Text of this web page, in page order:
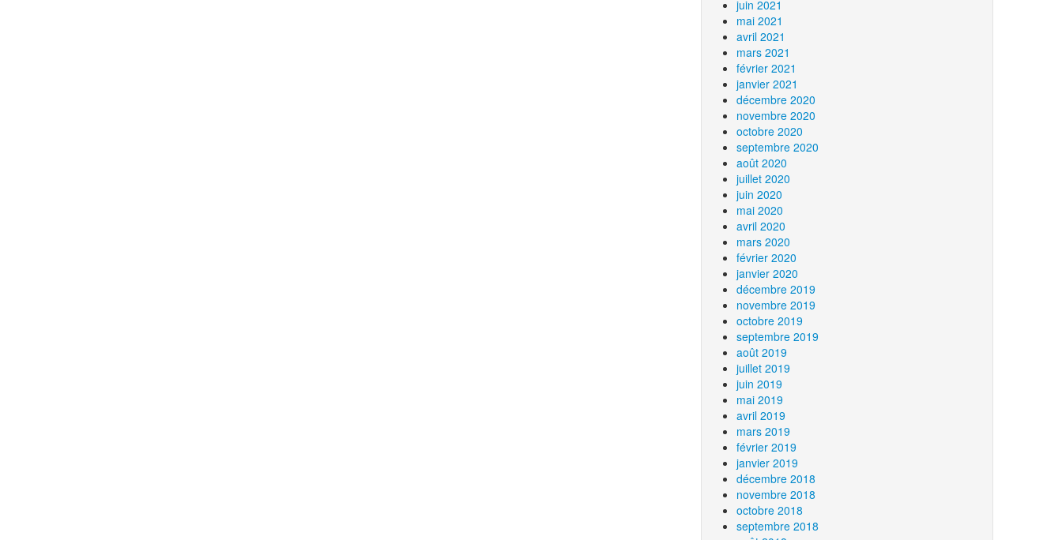
juin 2021
mai 2021
avril 2021
mars 2021
février 2021
janvier 2021
décembre 2020
novembre 2020
octobre 2020
septembre 2020
août 2020
juillet 2020
juin 2020
mai 2020
avril 2020
mars 2020
février 2020
janvier 2020
décembre 2019
novembre 2019
octobre 2019
septembre 2019
août 2019
juillet 2019
juin 2019
mai 2019
avril 2019
mars 2019
février 2019
janvier 2019
décembre 2018
novembre 2018
octobre 2018
septembre 2018